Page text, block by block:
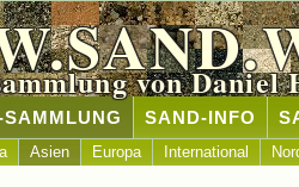
von Daniel
SAND-INFO
Asien Europa International